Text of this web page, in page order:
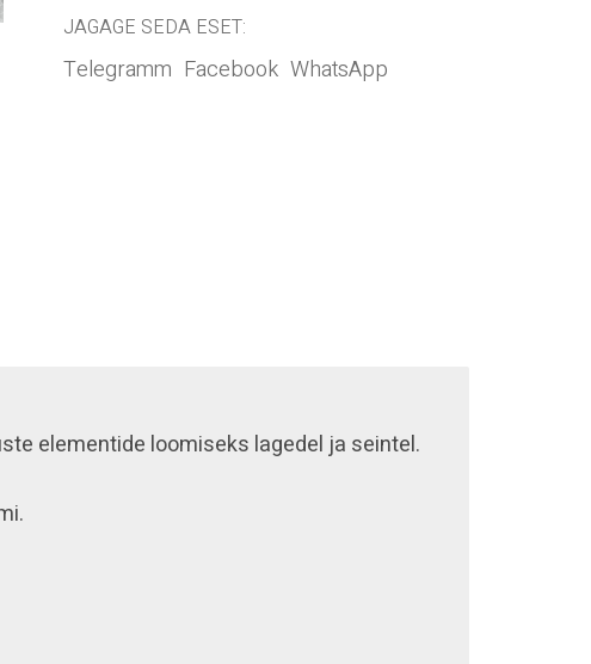
JAGAGE SEDA ESET:
Telegramm Facebook WhatsApp
elementide loomiseks lagedel ja seintel.